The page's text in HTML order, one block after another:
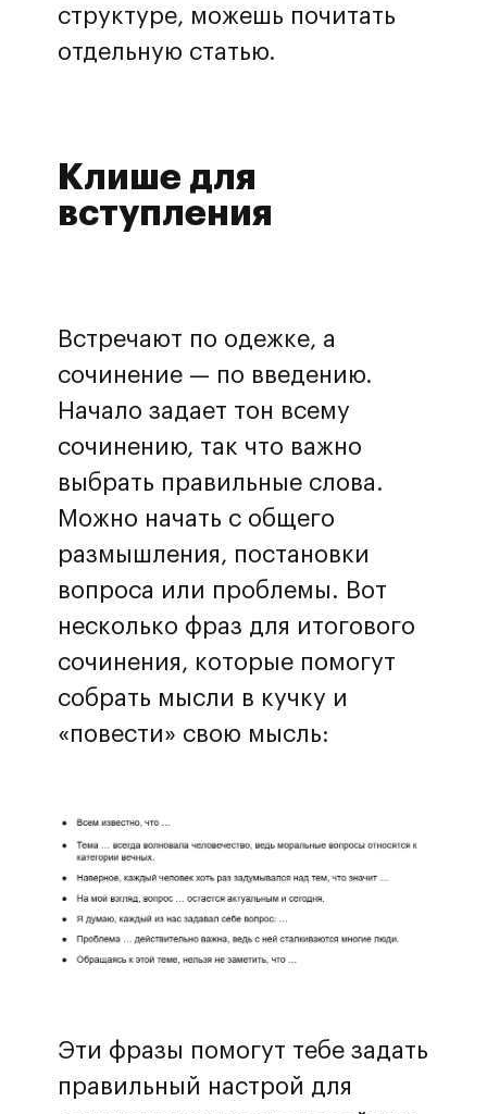
структуре, можешь почитать
отдельную статью.
Клише для
вступления
Встречают по одежке, а
сочинение — по введению.
Начало задает тон всему
сочинению, так что важно
выбрать правильные слова.
Можно начать с общего
размышления, постановки
вопроса или проблемы. Вот
несколько фраз для итогового
сочинения, которые помогут
собрать мысли в кучку и
«повести» свою мысль:
Эти фразы помогут тебе задать
правильный настрой для